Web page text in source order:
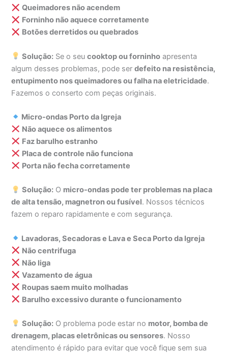
Queimadores não acendem
Forninho não aquece corretamente
Botões derretidos ou quebrados
Solução: Se o seucooktop ou forninho apresenta
algum desses problemas, pode serdefeito na resistência,
entupimento nos queimadores ou falha na eletricidade.
Fazemos o conserto com peças originais.
Micro-ondas Porto da Igreja
Não aquece os alimentos
Faz barulho estranho
Placa de controle não funciona
Porta não fecha corretamente
Solução: O micro-ondas pode ter problemas na placa
de alta tensão, magnetron ou fusível. Nossos técnicos
fazem o reparo rapidamente e com segurança.
Lavadoras, Secadoras e Lava e Seca Porto da Igreja
Não centrifuga
Não liga
Vazamento de água
Roupas saem muito molhadas
Barulho excessivo durante o funcionamento
Solução: O problema pode estar no motor, bomba de
drenagem, placas eletrônicas ou sensores. Nosso
atendimento é rápido para evitar que você fique sem sua